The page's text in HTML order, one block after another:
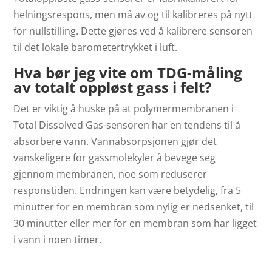
helningsrespons, men må av og til kalibreres på nytt
for nullstilling. Dette gjøres ved å kalibrere sensoren
til det lokale barometertrykket i luft.
Hva bør jeg vite om TDG-måling
av totalt oppløst gass i felt?
Det er viktig å huske på at polymermembranen i
Total Dissolved Gas-sensoren har en tendens til å
absorbere vann. Vannabsorpsjonen gjør det
vanskeligere for gassmolekyler å bevege seg
gjennom membranen, noe som reduserer
responstiden. Endringen kan være betydelig, fra 5
minutter for en membran som nylig er nedsenket, til
30 minutter eller mer for en membran som har ligget
i vann i noen timer.